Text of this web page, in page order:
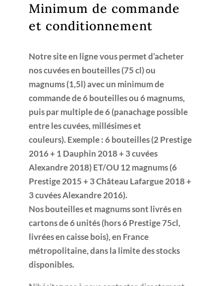
Minimum de commande
et conditionnement
Notre site en ligne vous permet d’acheter
nos cuvées en bouteilles (75 cl) ou
magnums (1,5l) avec un minimum de
commande de 6 bouteilles ou 6 magnums,
puis par multiple de 6 (panachage possible
entre les cuvées, millésimes et
couleurs). Exemple : 6 bouteilles (2 Prestige
2016 + 1 Dauphin 2018 + 3 cuvées
Alexandre 2018) ET/OU 12 magnums (6
Prestige 2015 + 3 Château Lafargue 2018 +
3 cuvées Alexandre 2016).
Nos bouteilles et magnums sont livrés en
cartons de 6 unités (hors 6 Prestige 75cl,
livrées en caisse bois), en France
métropolitaine, dans la limite des stocks
disponibles.